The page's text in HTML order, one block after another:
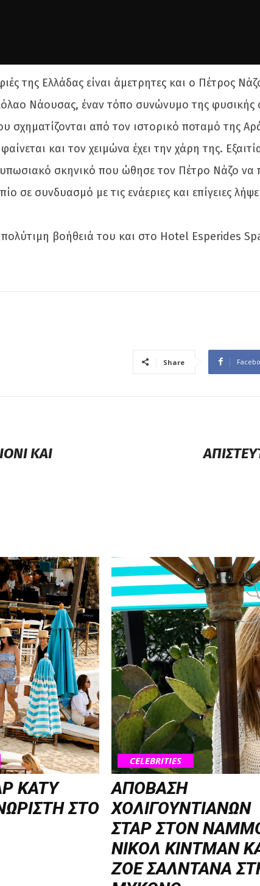
της Ελλάδας είναι άμετρητες και ο Πέτρος
Νάουσας, έναν τόπο συνώνυμο της φυσικής
σχηματίζονται από τον ιστορικό ποταμό της
και τον χειμώνα έχει την χάρη της.
σκηνικό που ώθησε τον Πέτρο Νάζο
σε συνδυασμό με τις ενάεριες και επίγειες
βοήθειά του και στο Hotel Esperides
Share
ΚΑΙ
KATY
ΣΤΟ
CELEBRITIES
ΑΠΟΒΑΣΗ
ΧΟΛΙΓΟΥΝΤΙΑΝΩΝ
ΣΤΑΡ ΣΤΟΝ
ΝΙΚΟΛ ΚΙΝΤΜΑΝ
ΖΟΕ ΣΑΛΝΤΑΝΑ